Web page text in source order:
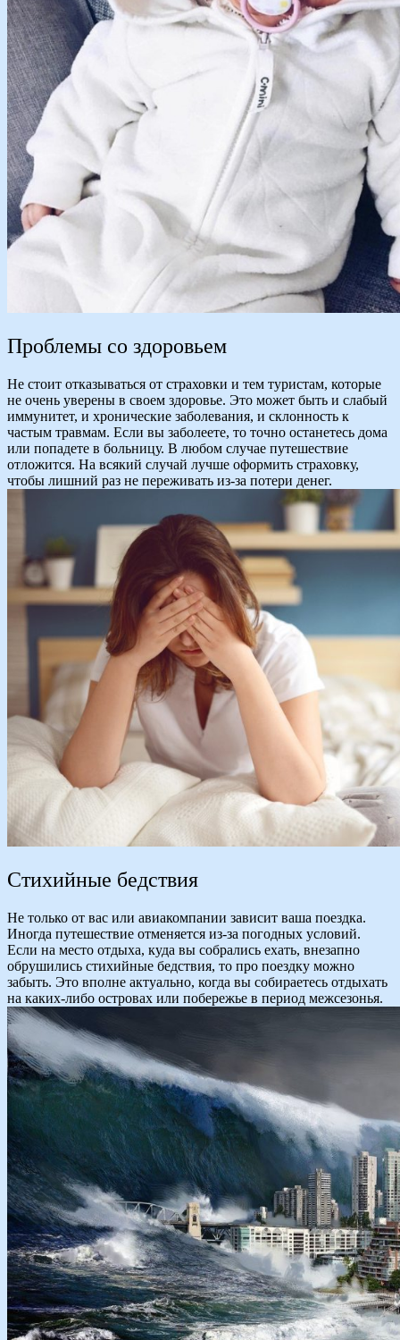
Проблемы со здоровьем
Не стоит отказываться от страховки и тем туристам, которые
не очень уверены в своем здоровье. Это может быть и слабый
иммунитет, и хронические заболевания, и склонность к
частым травмам. Если вы заболеете, то точно останетесь дома
или попадете в больницу. В любом случае путешествие
отложится. На всякий случай лучше оформить страховку,
чтобы лишний раз не переживать из-за потери денег.
Стихийные бедствия
Не только от вас или авиакомпании зависит ваша поездка.
Иногда путешествие отменяется из-за погодных условий.
Если на место отдыха, куда вы собрались ехать, внезапно
обрушились стихийные бедствия, то про поездку можно
забыть. Это вполне актуально, когда вы собираетесь отдыхать
на каких-либо островах или побережье в период межсезонья.